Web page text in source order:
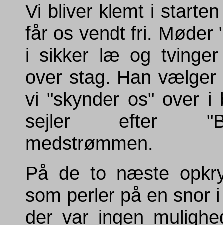
Vi bliver klemt i
får os vendt fri. Møder
i sikker læ og
over stag. Han vælger
vi "skynder os" over i
sejler efter
medstrømmen.
På de to næste
som perler på en snor
der var ingen